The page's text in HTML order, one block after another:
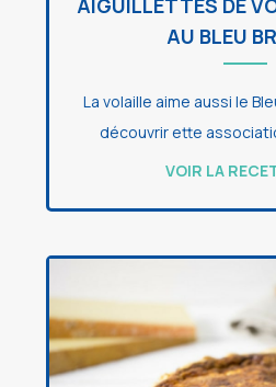
AIGUILLETTES DE
AU BLEU
La volaille aime aussi le
découvrir ette
VOIR LA